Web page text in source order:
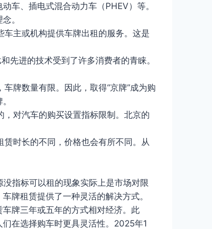
车、插电式混合动力车（PHEV）等。
。
主或机构提供车牌出租的服务。这是
先进的技术受到了许多消费者的青睐。
牌数量有限。因此，取得“京牌”成为购
对汽车的购买设置指标限制。北京的
时长的不同，价格也会有所不同。从
指标可以租的现象实际上是市场对限
牌租赁提供了一种灵活的解决方式。
牌三年或五年的方式相对经济。此
在选择购车时更具灵活性。2025年1